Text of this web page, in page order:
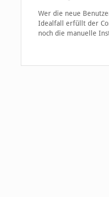
Wer die neue
Idealfall erfüllt der
noch die manuelle